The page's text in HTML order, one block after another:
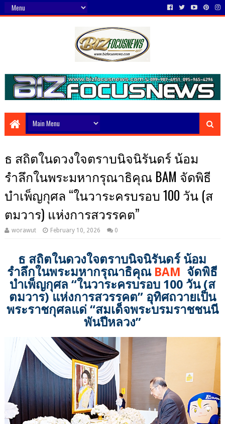
ธ สถิตในดวงใจตราบนิจนิรันดร์ น้อม
รำลึกในพระมหากรุณาธิคุณ BAM จัดพิธี
บำเพ็ญกุศล “ในวาระครบรอบ 100 วัน (ส
ตมวาร) แห่งการสวรรคต”
worawut February 10, 2026 0
ธ สถิตในดวงใจตราบนิจนิรันดร์ น้อม
รำลึกในพระมหากรุณาธิคุณ BAM จัดพิธี
บำเพ็ญกุศล “ในวาระครบรอบ 100 วัน (ส
ตมวาร) แห่งการสวรรคต” อุทิศถวายเป็น
พระราชกุศลแด่ “สมเด็จพระบรมราชชนนี
พันปีหลวง”